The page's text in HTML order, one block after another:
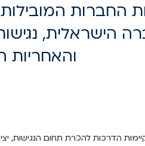
החברות
הישראלית,
והאחריות
הדרכות להכרת תחום הנגישות,